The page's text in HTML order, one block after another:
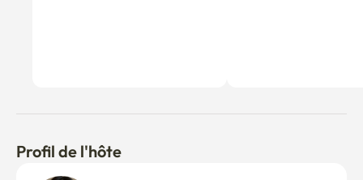
Profil de l'hôte